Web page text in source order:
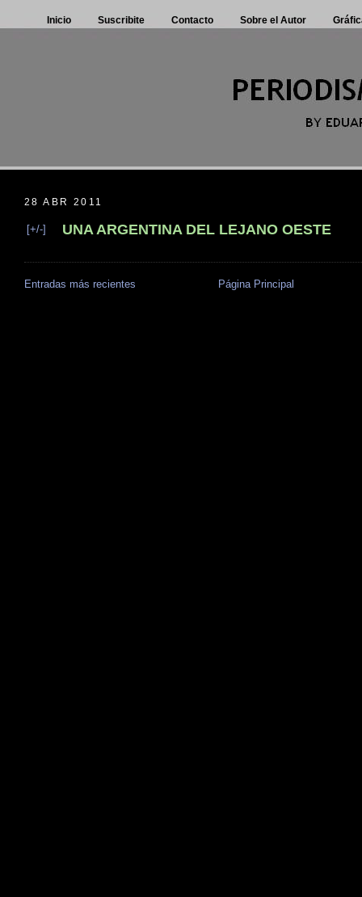
Inicio Suscribite Contacto Sobre el Autor
28 ABR 2011
[+/-] UNA ARGENTINA DEL LEJANO OESTE
Entradas más recientes Página Principal